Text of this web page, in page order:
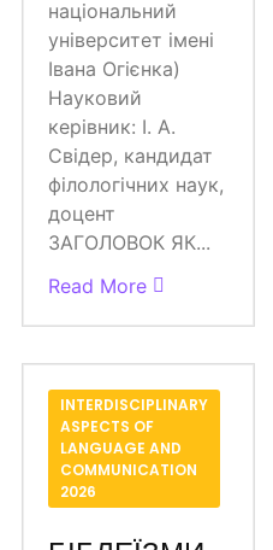
національний
університет імені
Івана Огієнка)
Науковий
керівник: І. А.
Свідер, кандидат
філологічних наук,
доцент
ЗАГОЛОВОК ЯК...
Read More
INTERDISCIPLINARY
ASPECTS OF
LANGUAGE AND
COMMUNICATION
2026